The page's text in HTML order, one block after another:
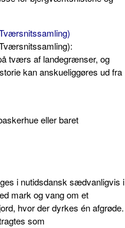
tværs af landegrænser, og
kan anskueliggøres ud fra
eller baret
i nutidsdansk sædvanligvis i
mark og vang om et
hvor der dyrkes én afgrøde.
som